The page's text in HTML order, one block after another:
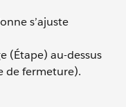
s’ajuste
(Étape) au-dessus
de fermeture).